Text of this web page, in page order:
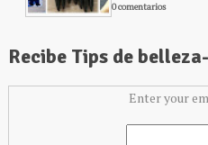
0 comentarios
Recibe Tips de
Enter your